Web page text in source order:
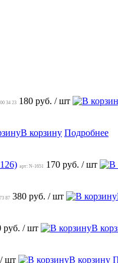
34 23 180 руб. / шт
В корзину Подробнее
арт: N-1651 170 руб. / шт
87 380 руб. / шт
руб. / шт В
/ шт В корзину